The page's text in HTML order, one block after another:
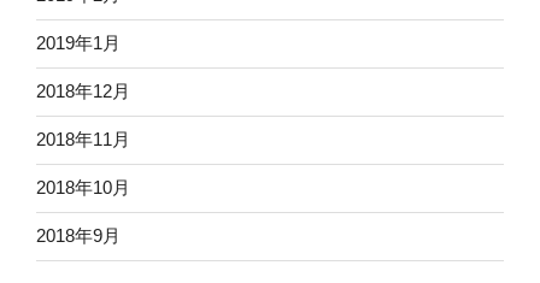
2019年1月
2018年12月
2018年11月
2018年10月
2018年9月